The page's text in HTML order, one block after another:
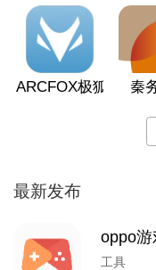
ARCFOX极狐 秦
最新发布
oppo
工具